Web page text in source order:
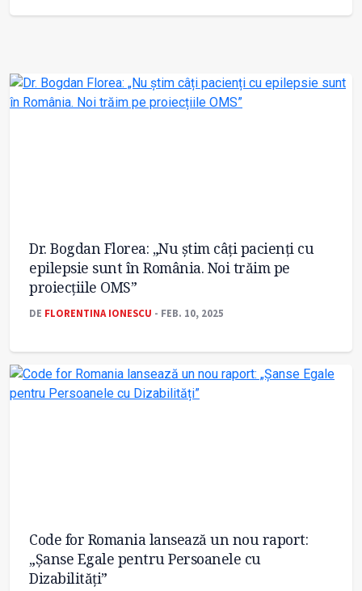
Dr. Bogdan Florea: „Nu știm câți pacienți cu
epilepsie sunt în România. Noi trăim pe
proiecțiile OMS”
DE FLORENTINA IONESCU - FEB. 10, 2025
Code for Romania lansează un nou raport:
„Șanse Egale pentru Persoanele cu
Dizabilități”